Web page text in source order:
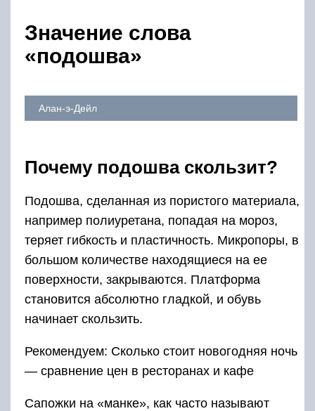
Значение слова
«подошва»
Алан-э-Дейл
Почему подошва скользит?
Подошва, сделанная из пористого материала,
например полиуретана, попадая на мороз,
теряет гибкость и пластичность. Микропоры, в
большом количестве находящиеся на ее
поверхности, закрываются. Платформа
становится абсолютно гладкой, и обувь
начинает скользить.
Рекомендуем: Сколько стоит новогодняя ночь
— сравнение цен в ресторанах и кафе
Сапожки на «манке», как часто называют